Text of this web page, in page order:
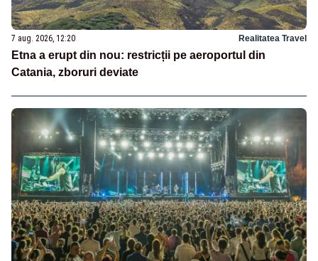
7 aug. 2026, 12:20 Realitatea Travel
Etna a erupt din nou: restricții pe aeroportul din
Catania, zboruri deviate